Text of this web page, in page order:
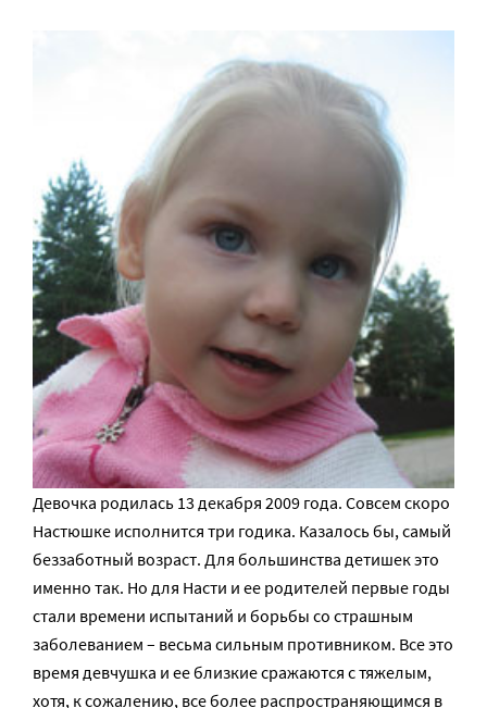
Девочка родилась 13 декабря 2009 года. Совсем скоро
Настюшке исполнится три годика. Казалось бы, самый
беззаботный возраст. Для большинства детишек это
именно так. Но для Насти и ее родителей первые годы
стали времени испытаний и борьбы со страшным
заболеванием – весьма сильным противником. Все это
время девчушка и ее близкие сражаются с тяжелым,
хотя, к сожалению, все более распространяющимся в